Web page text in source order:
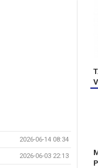
2026-06-14 08:34
2026-06-03 22:13